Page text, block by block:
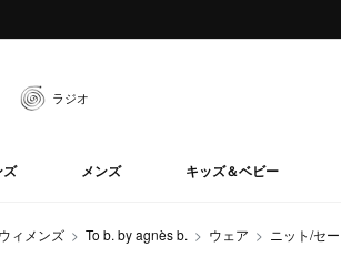
ラジオ
ズ メンズ キッズ＆ベビー
ウィメンズ To b. by agnès b. ウェア ニット/セ